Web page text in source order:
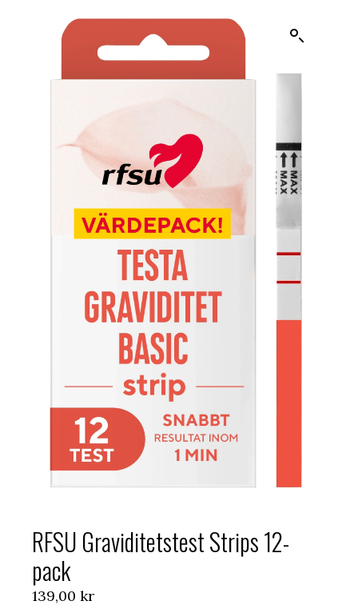
RFSU Graviditetstest Strips 12-
pack
139,00 kr